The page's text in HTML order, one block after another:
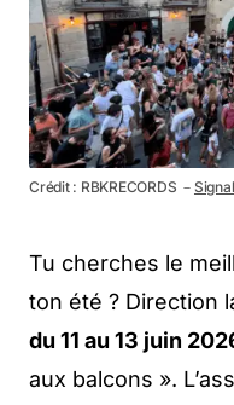
Crédit : RBKRECORDS －
Tu cherches le
ton été ? Direction
du 11 au 13 juin
aux balcons ».